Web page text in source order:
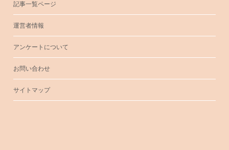
記事一覧ページ
運営者情報
アンケートについて
お問い合わせ
サイトマップ